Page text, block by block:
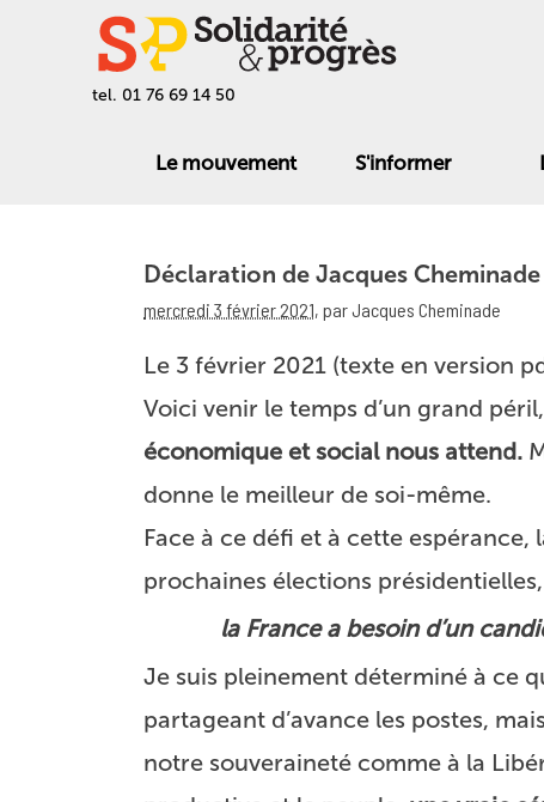
tel. 01 76 69 14 50
Le mouvement S'informer
Déclaration de Jacques
mercredi 3 février 2021, par Jacques Cheminade
Le 3 février 2021 (texte en version
Voici venir le temps d’un grand
économique et social nous attend.
donne le meilleur de soi-même.
Face à ce défi et à cette espérance,
prochaines élections
la France a besoin d’un
Je suis pleinement déterminé à ce
partageant d’avance les postes,
notre souveraineté comme à la